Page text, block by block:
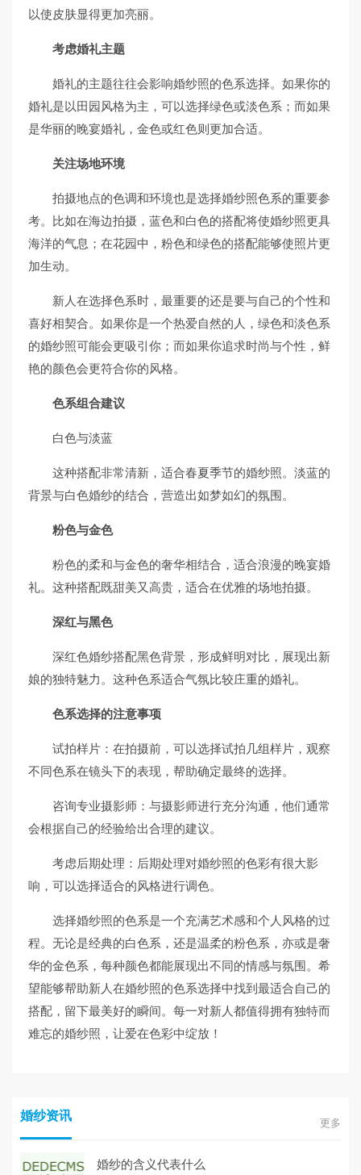
以使皮肤显得更加亮丽。
考虑婚礼主题
婚礼的主题往往会影响婚纱照的色系选择。如果你的
婚礼是以田园风格为主，可以选择绿色或淡色系；而如果
是华丽的晚宴婚礼，金色或红色则更加合适。
关注场地环境
拍摄地点的色调和环境也是选择婚纱照色系的重要参
考。比如在海边拍摄，蓝色和白色的搭配将使婚纱照更具
海洋的气息；在花园中，粉色和绿色的搭配能够使照片更
加生动。
新人在选择色系时，最重要的还是要与自己的个性和
喜好相契合。如果你是一个热爱自然的人，绿色和淡色系
的婚纱照可能会更吸引你；而如果你追求时尚与个性，鲜
艳的颜色会更符合你的风格。
色系组合建议
白色与淡蓝
这种搭配非常清新，适合春夏季节的婚纱照。淡蓝的
背景与白色婚纱的结合，营造出如梦如幻的氛围。
粉色与金色
粉色的柔和与金色的奢华相结合，适合浪漫的晚宴婚
礼。这种搭配既甜美又高贵，适合在优雅的场地拍摄。
深红与黑色
深红色婚纱搭配黑色背景，形成鲜明对比，展现出新
娘的独特魅力。这种色系适合气氛比较庄重的婚礼。
色系选择的注意事项
试拍样片：在拍摄前，可以选择试拍几组样片，观察
不同色系在镜头下的表现，帮助确定最终的选择。
咨询专业摄影师：与摄影师进行充分沟通，他们通常
会根据自己的经验给出合理的建议。
考虑后期处理：后期处理对婚纱照的色彩有很大影
响，可以选择适合的风格进行调色。
选择婚纱照的色系是一个充满艺术感和个人风格的过
程。无论是经典的白色系，还是温柔的粉色系，亦或是奢
华的金色系，每种颜色都能展现出不同的情感与氛围。希
望能够帮助新人在婚纱照的色系选择中找到最适合自己的
搭配，留下最美好的瞬间。每一对新人都值得拥有独特而
难忘的婚纱照，让爱在色彩中绽放！
婚纱资讯 更多
婚纱的含义代表什么